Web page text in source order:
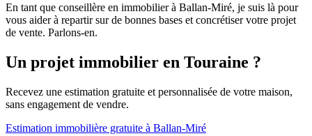
En tant que conseillère en immobilier à Ballan-Miré, je suis là pour
vous aider à repartir sur de bonnes bases et concrétiser votre projet
de vente. Parlons-en.
Un projet immobilier en Touraine ?
Recevez une estimation gratuite et personnalisée de votre maison,
sans engagement de vendre.
Estimation immobilière gratuite à Ballan-Miré